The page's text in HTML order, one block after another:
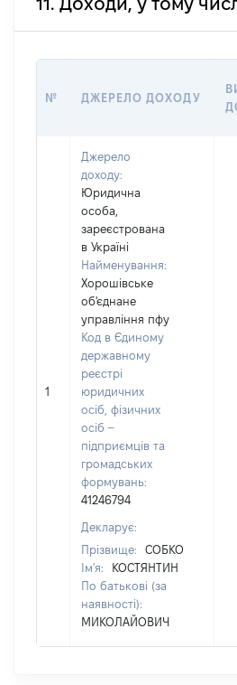
№ ДЖЕРЕЛО ДОХОДУ
1
Джерело
доходу:
Юридична
особа,
зареєстрована
в Україні
Найменування:
Хорошівське
об'єднане
управління пфу
Код в Єдиному
державному
реєстрі
юридичних
осіб, фізичних
осіб –
підприємців та
громадських
формувань:
41246794
Декларує:
Прізвище:
СОБКО
Ім'я:
КОСТЯНТИН
По батькові (за
наявності):
МИКОЛАЙОВИЧ